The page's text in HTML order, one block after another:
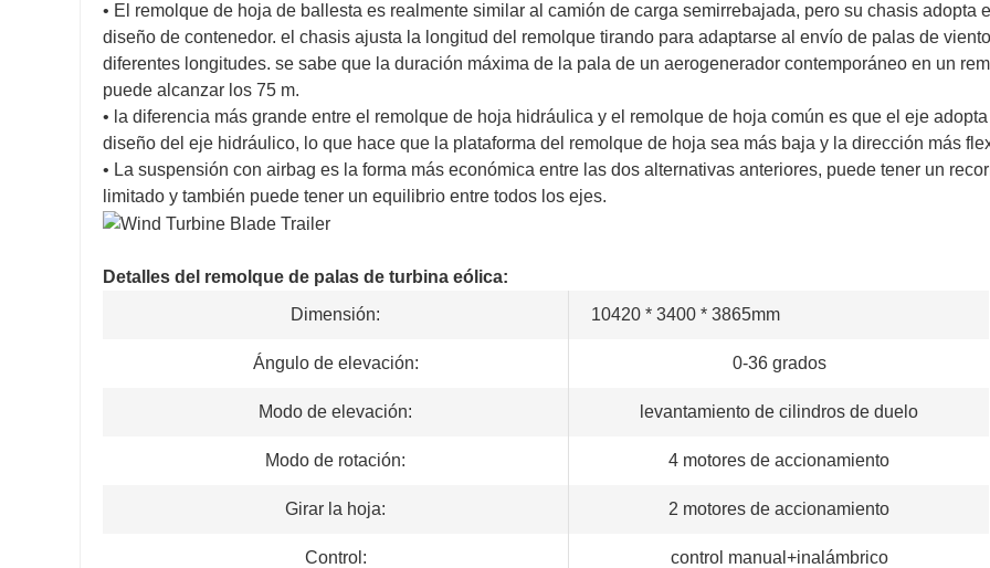
• El remolque de hoja de ballesta es realmente similar al camión de carga semirrebajada, pero su chasis adopta el
diseño de contenedor. el chasis ajusta la longitud del remolque tirando para adaptarse al envío de palas de
diferentes longitudes. se sabe que la duración máxima de la pala de un aerogenerador contemporáneo en un
puede alcanzar los 75 m.
• la diferencia más grande entre el remolque de hoja hidráulica y el remolque de hoja común es que el eje adopta
diseño del eje hidráulico, lo que hace que la plataforma del remolque de hoja sea más baja y la dirección más
• La suspensión con airbag es la forma más económica entre las dos alternativas anteriores, puede tener un
limitado y también puede tener un equilibrio entre todos los ejes.
Detalles del remolque de palas de turbina eólica:
Dimensión:
10420 * 3400 * 3865mm
Ángulo de elevación: 0-36 grados
Modo de elevación: levantamiento de cilindros de duelo
Modo de rotación: 4 motores de accionamiento
Girar la hoja: 2 motores de accionamiento
Control: control manual+inalámbrico